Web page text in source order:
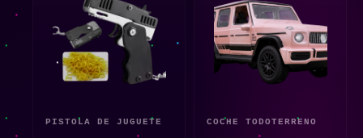
PISTOLA DE JUGUETE COCHE TODOTERRENO